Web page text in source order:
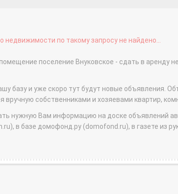
по такому запросу не найдено...
поселение Внуковское - сдать в аренду
базу и уже скоро тут будут новые объявления.
собственниками и хозяевами квартир,
нужную Вам информацию на доске объявлений
в базе домофонд.ру (domofond.ru), в газете из рук